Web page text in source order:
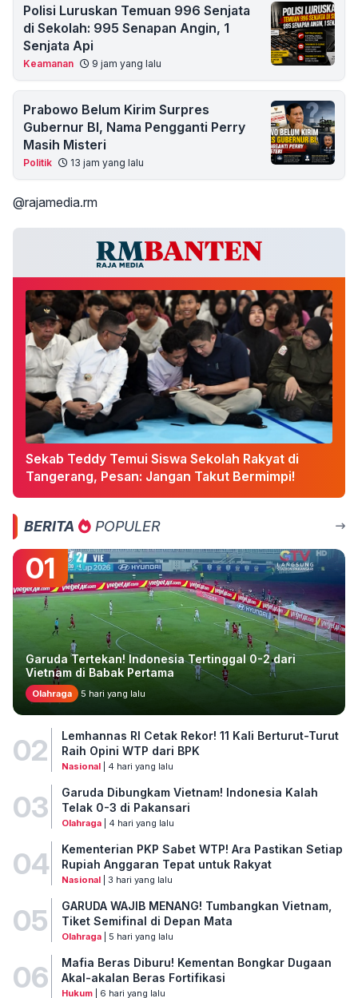
Polisi Luruskan Temuan 996 Senjata
di Sekolah: 995 Senapan Angin, 1
Senjata Api
Keamanan 9 jam yang lalu
Prabowo Belum Kirim Surpres
Gubernur BI, Nama Pengganti Perry
Masih Misteri
Politik 13 jam yang lalu
@rajamedia.rm
Sekab Teddy Temui Siswa Sekolah Rakyat di
Tangerang, Pesan: Jangan Takut Bermimpi!
BERITA POPULER
01
Garuda Tertekan! Indonesia Tertinggal 0-2 dari
Vietnam di Babak Pertama
Olahraga 5 hari yang lalu
02
Lemhannas RI Cetak Rekor! 11 Kali Berturut-Turut
Raih Opini WTP dari BPK
Nasional| 4 hari yang lalu
03
Garuda Dibungkam Vietnam! Indonesia Kalah
Telak 0-3 di Pakansari
Olahraga| 4 hari yang lalu
04
Kementerian PKP Sabet WTP! Ara Pastikan Setiap
Rupiah Anggaran Tepat untuk Rakyat
Nasional| 3 hari yang lalu
05
GARUDA WAJIB MENANG! Tumbangkan Vietnam,
Tiket Semifinal di Depan Mata
Olahraga| 5 hari yang lalu
06
Mafia Beras Diburu! Kementan Bongkar Dugaan
Akal-akalan Beras Fortifikasi
Hukum| 6 hari yang lalu